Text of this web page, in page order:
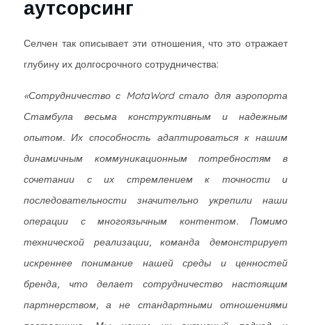
аутсорсинг
Селчен так описывает эти отношения, что это отражает
глубину их долгосрочного сотрудничества:
«Сотрудничество с MotaWord стало для аэропорта
Стамбула весьма конструктивным и надежным
опытом. Их способность адаптироваться к нашим
динамичным коммуникационным потребностям в
сочетании с их стремлением к точности и
последовательности значительно укрепили наши
операции с многоязычным контентом. Помимо
технической реализации, команда демонстрирует
искреннее понимание нашей среды и ценностей
бренда, что делает сотрудничество настоящим
партнерством, а не стандартными отношениями